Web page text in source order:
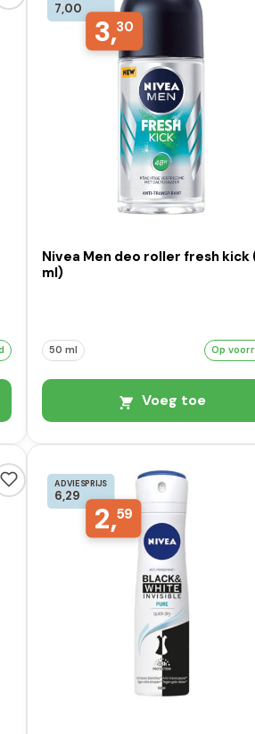
7,00
3,30
Nivea Men deo roller fresh kick
ml)
50 ml Op
Voeg toe
ADVIESPRIJS
6,29
2,59